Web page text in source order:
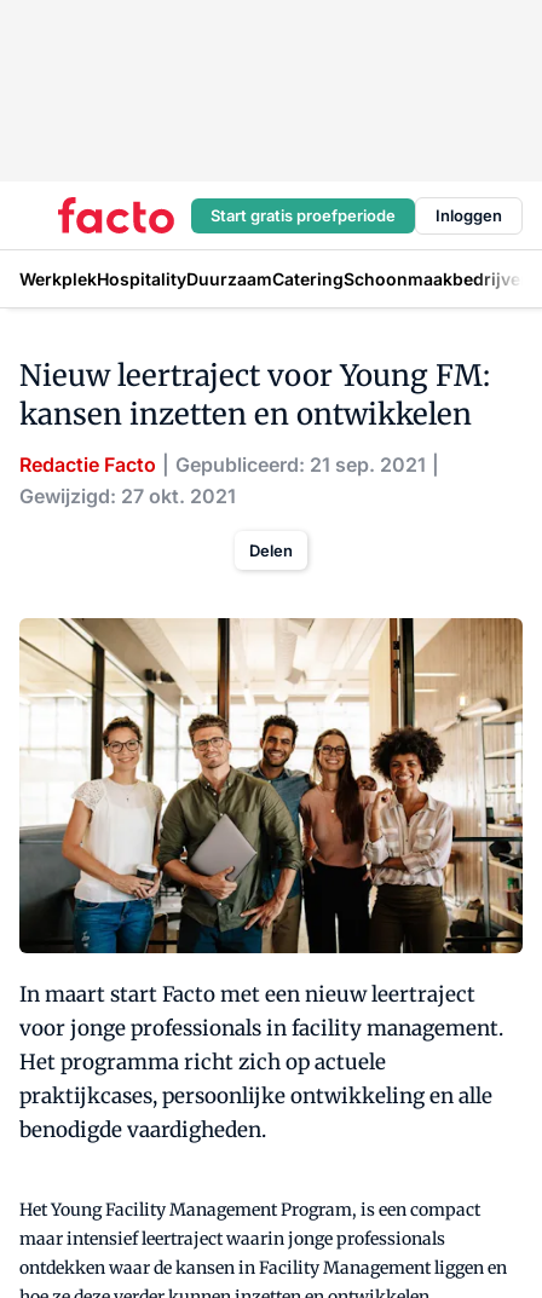
Start gratis proefperiode Inloggen
WerkplekHospitalityDuurzaamCateringSchoonmaakbedrijven
Nieuw leertraject voor Young FM:
kansen inzetten en ontwikkelen
Redactie Facto
Gepubliceerd: 21 sep. 2021
Gewijzigd: 27 okt. 2021
Delen
In maart start Facto met een nieuw leertraject
voor jonge professionals in facility management.
Het programma richt zich op actuele
praktijkcases, persoonlijke ontwikkeling en alle
benodigde vaardigheden.
Het Young Facility Management Program, is een compact
maar intensief leertraject waarin jonge professionals
ontdekken waar de kansen in Facility Management liggen en